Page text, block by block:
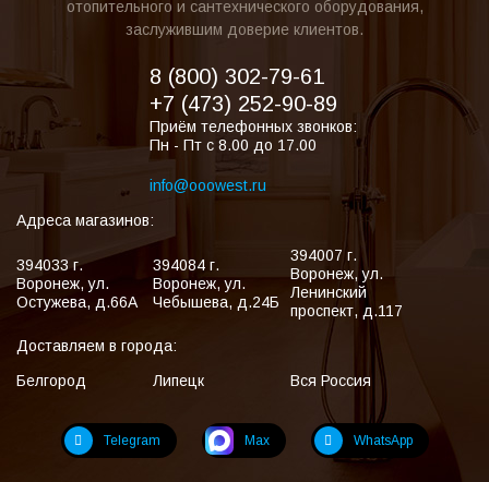
отопительного и сантехнического оборудования,
заслужившим доверие клиентов.
8 (800) 302-79-61
+7 (473) 252-90-89
Приём телефонных звонков:
Пн - Пт с 8.00 до 17.00
info@ooowest.ru
Адреса магазинов:
394033 г.
Воронеж,ул.
Остужева, д.66А
394084 г.
Воронеж,ул.
Чебышева, д.24Б
394007 г.
Воронеж,ул.
Ленинский
проспект, д.117
Доставляем в города:
Белгород
Липецк Вся Россия
Telegram Max WhatsApp